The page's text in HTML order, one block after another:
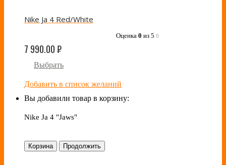
Nike Ja 4 Red/White
Оценка 0 из 5 0
7 990.00₽
Выбрать
Добавить в список желаний
Вы добавили товар в корзину:
Nike Ja 4 "Jaws"
Корзина Продолжить